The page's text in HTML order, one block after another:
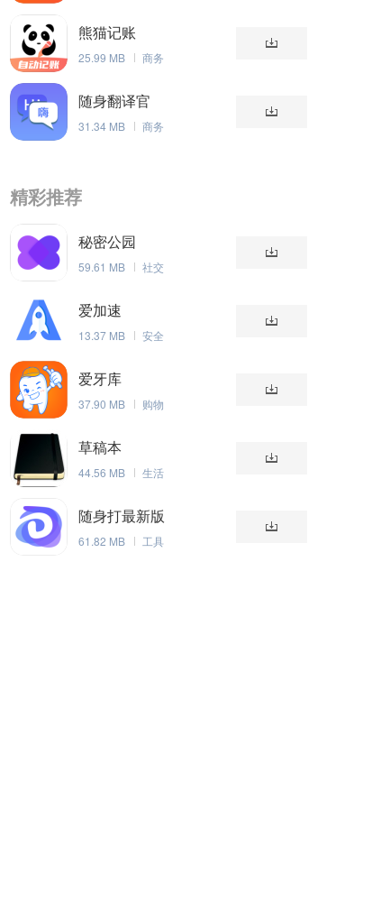
熊猫记账
25.99 MB 商务
随身翻译官
31.34 MB 商务
精彩推荐
秘密公园
59.61 MB 社交
爱加速
13.37 MB 安全
爱牙库
37.90 MB 购物
草稿本
44.56 MB 生活
随身打最新版
61.82 MB 工具